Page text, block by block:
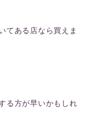
てある店なら買えま
る方が早いかもしれ